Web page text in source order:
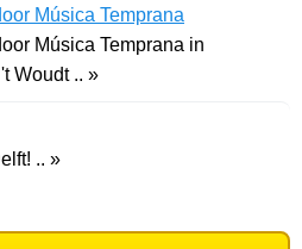
Música Temprana
Música Temprana in
Woudt .. »
.. »